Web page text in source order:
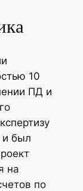
10
ПД и
был
на
по